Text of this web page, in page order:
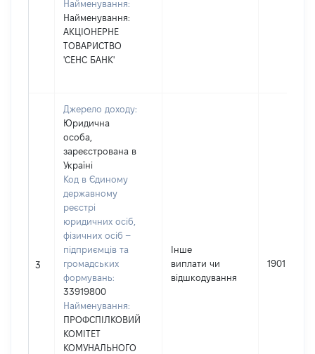
Найменування:
Найменування:
АКЦІОНЕРНЕ
ТОВАРИСТВО
'СЕНС БАНК'
3
Джерело доходу:
Юридична
особа,
зареєстрована в
Україні
Код в Єдиному
державному
реєстрі
юридичних осіб,
фізичних осіб –
підприємців та
громадських
формувань:
33919800
Найменування:
ПРОФСПІЛКОВИЙ
КОМІТЕТ
КОМУНАЛЬНОГО
Інше
виплати чи
відшкодування
1901